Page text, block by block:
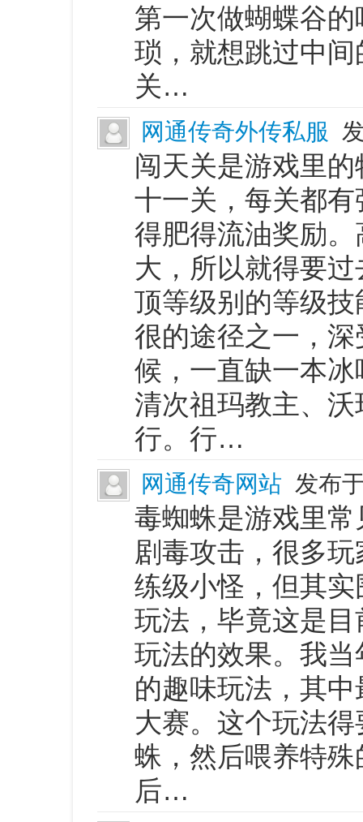
第一次做蝴蝶谷
琐，就想跳过中
关…
网通传奇外传私服
闯天关是游戏里
十一关，每关都
得肥得流油奖励
大，所以就得要
顶等级别的等级
很的途径之一，
候，一直缺一本
清次祖玛教主、
行。行…
网通传奇网站 发布
毒蜘蛛是游戏里
剧毒攻击，很多
练级小怪，但其
玩法，毕竟这是
玩法的效果。我
的趣味玩法，其
大赛。这个玩法
蛛，然后喂养特
后…